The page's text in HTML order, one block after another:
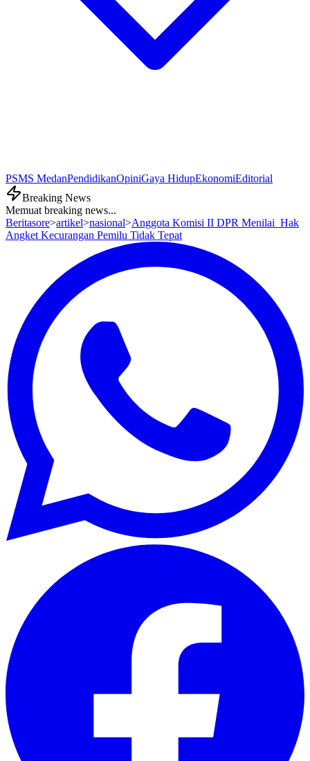
PSMS MedanPendidikanOpiniGaya HidupEkonomiEditorial
Breaking News
Memuat breaking news...
Beritasore>artikel>nasional>Anggota Komisi II DPR Menilai Hak
Angket Kecurangan Pemilu Tidak Tepat